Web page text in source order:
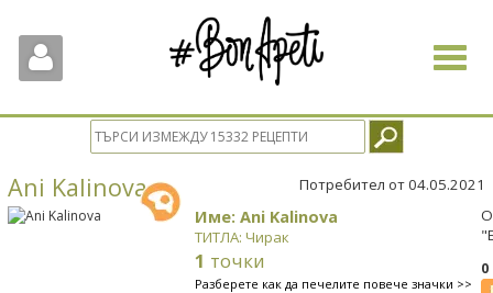
Toggle
Ani Kalinova Потребител от 04.05.2021
Име: Ani Kalinova
ТИТЛА: Чирак
1 точки
Разберете как да печелите повече значки >>